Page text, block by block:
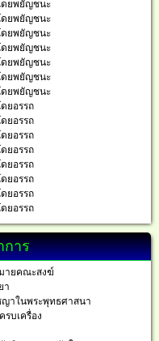
ดยพยัญชนะ
ดยพยัญชนะ
ดยพยัญชนะ
ดยพยัญชนะ
ดยพยัญชนะ
ดยพยัญชนะ
ดยพยัญชนะ
ยอรรถ
ยอรรถ
ยอรรถ
ยอรรถ
ยอรรถ
ยอรรถ
ยอรรถ
ยอรรถ
การ
ายคณะสงฆ์
า
ญาในพระพุทธศาสนา
บเครื่อง